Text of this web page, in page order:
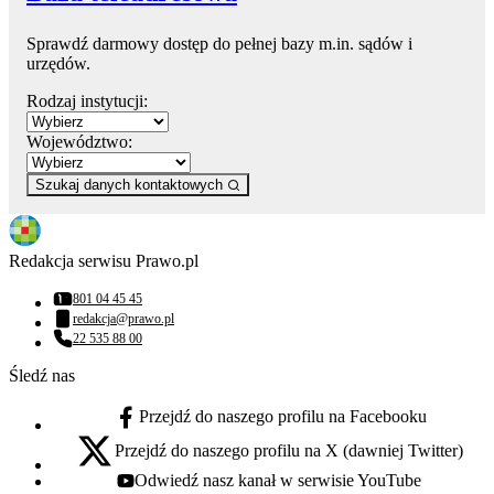
Sprawdź darmowy dostęp do pełnej bazy m.in. sądów i
urzędów.
Rodzaj instytucji:
Województwo:
Szukaj danych kontaktowych
Redakcja serwisu Prawo.pl
Numer telefonu:
801 04 45 45
Adres email:
redakcja@prawo.pl
Numer telefonu:
22 535 88 00
Śledź nas
facebook - otwiera się w nowej karcie
Przejdź do naszego profilu na Facebooku
x - otwiera się w nowej karcie
Przejdź do naszego profilu na X (dawniej Twitter)
youtube - otwiera się w nowej karcie
Odwiedź nasz kanał w serwisie YouTube